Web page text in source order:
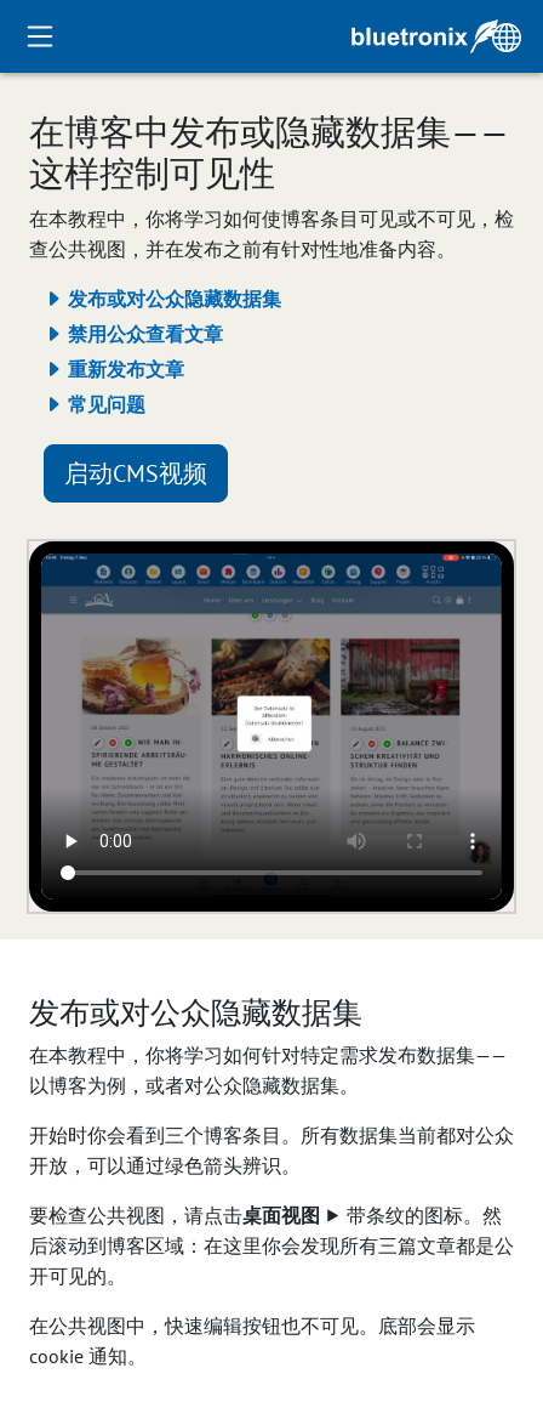
在博客中发布或隐藏数据集——
这样控制可见性
在本教程中，你将学习如何使博客条目可见或不可见，检
查公共视图，并在发布之前有针对性地准备内容。
发布或对公众隐藏数据集
禁用公众查看文章
重新发布文章
常见问题
启动CMS视频
发布或对公众隐藏数据集
在本教程中，你将学习如何针对特定需求发布数据集——
以博客为例，或者对公众隐藏数据集。
开始时你会看到三个博客条目。所有数据集当前都对公众
开放，可以通过绿色箭头辨识。
要检查公共视图，请点击桌面视图 ⯈ 带条纹的图标。然
后滚动到博客区域：在这里你会发现所有三篇文章都是公
开可见的。
在公共视图中，快速编辑按钮也不可见。底部会显示
cookie 通知。